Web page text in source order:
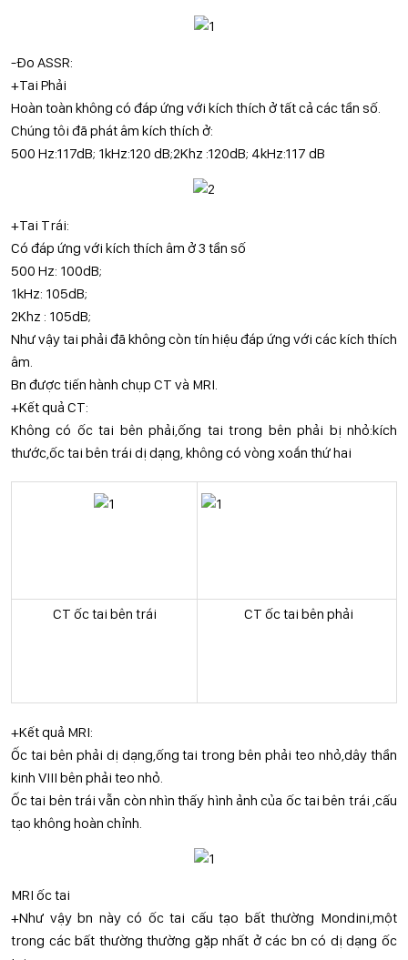
-Đo ASSR:
+Tai Phải
Hoàn toàn không có đáp ứng với kích thích ở tất cả các tần số.
Chúng tôi đã phát âm kích thích ở:
500 Hz:117dB; 1kHz:120 dB;2Khz :120dB; 4kHz:117 dB
+Tai Trái:
Có đáp ứng với kích thích âm ở 3 tần số
500 Hz: 100dB;
1kHz: 105dB;
2Khz : 105dB;
Như vậy tai phải đã không còn tín hiệu đáp ứng với các kích thích
âm.
Bn được tiến hành chụp CT và MRI.
+Kết quả CT:
Không có ốc tai bên phải,ống tai trong bên phải bị nhỏ:kích
thước,ốc tai bên trái dị dạng, không có vòng xoắn thứ hai
CT ốc tai bên trái CT ốc tai bên phải
+Kết quả MRI:
Ốc tai bên phải dị dạng,ống tai trong bên phải teo nhỏ,dây thần
kinh VIII bên phải teo nhỏ.
Ốc tai bên trái vẫn còn nhìn thấy hình ảnh của ốc tai bên trái ,cấu
tạo không hoàn chỉnh.
MRI ốc tai
+Như vậy bn này có ốc tai cấu tạo bất thường Mondini,một
trong các bất thường thường gặp nhất ở các bn có dị dạng ốc